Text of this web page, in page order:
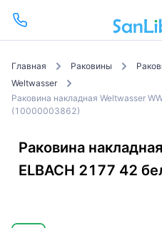
Главная Раковины
Weltwasser
Раковина накладная Weltwasser
(10000003862)
Раковина
ELBACH 2177 42